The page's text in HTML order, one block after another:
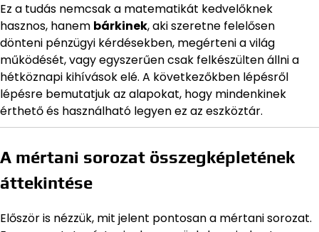
Ez a tudás nemcsak a matematikát kedvelőknek
hasznos, hanem bárkinek, aki szeretne felelősen
dönteni pénzügyi kérdésekben, megérteni a világ
működését, vagy egyszerűen csak felkészülten állni a
hétköznapi kihívások elé. A következőkben lépésről
lépésre bemutatjuk az alapokat, hogy mindenkinek
érthető és használható legyen ez az eszköztár.
A mértani sorozat összegképletének
áttekintése
Először is nézzük, mit jelent pontosan a mértani sorozat.